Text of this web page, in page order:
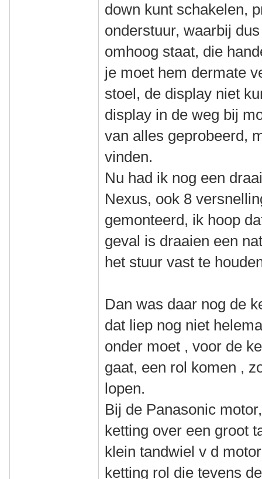
down kunt schakelen,
onderstuur, waarbij
omhoog staat, die
je moet hem dermate
stoel, de display niet
display in de weg bij
van alles geprobeerd,
vinden.
Nu had ik nog een
Nexus, ook 8
gemonteerd, ik hoop
geval is draaien een
het stuur vast te
Dan was daar nog de
dat liep nog niet
onder moet , voor de
gaat, een rol komen ,
lopen.
Bij de Panasonic
ketting over een groot
klein tandwiel v d
ketting rol die tevens